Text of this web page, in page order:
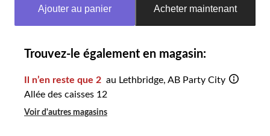
Ajouter au panier Acheter maintenant
Trouvez-le également en magasin:
Il n’en reste que 2 au Lethbridge, AB Party City
Allée des caisses 12
Voir d'autres magasins